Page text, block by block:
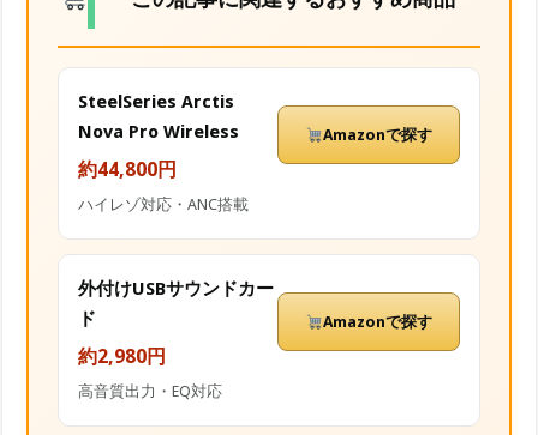
SteelSeries Arctis
Nova Pro Wireless
約44,800円
ハイレゾ対応・ANC搭載
Amazonで探す
外付けUSBサウンドカー
ド
約2,980円
高音質出力・EQ対応
Amazonで探す